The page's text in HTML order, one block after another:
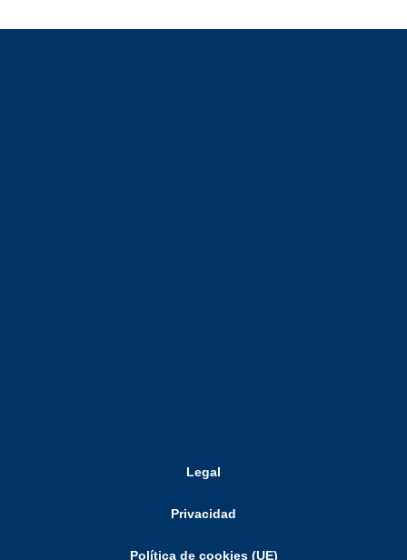
Legal
Privacidad
Política de cookies (UE)